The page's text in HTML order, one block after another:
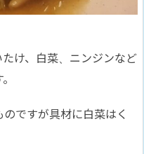
け、白菜、ニンジンなど
のですが具材に白菜はく